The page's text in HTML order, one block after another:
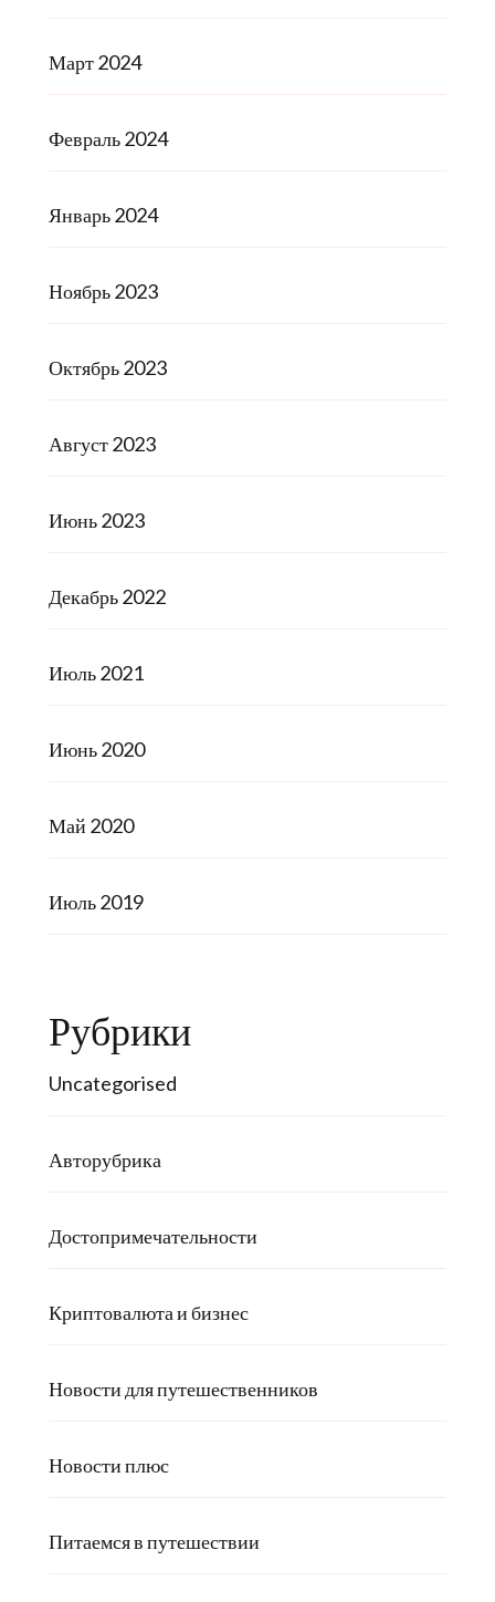
Март 2024
Февраль 2024
Январь 2024
Ноябрь 2023
Октябрь 2023
Август 2023
Июнь 2023
Декабрь 2022
Июль 2021
Июнь 2020
Май 2020
Июль 2019
Рубрики
Uncategorised
Авторубрика
Достопримечательности
Криптовалюта и бизнес
Новости для путешественников
Новости плюс
Питаемся в путешествии